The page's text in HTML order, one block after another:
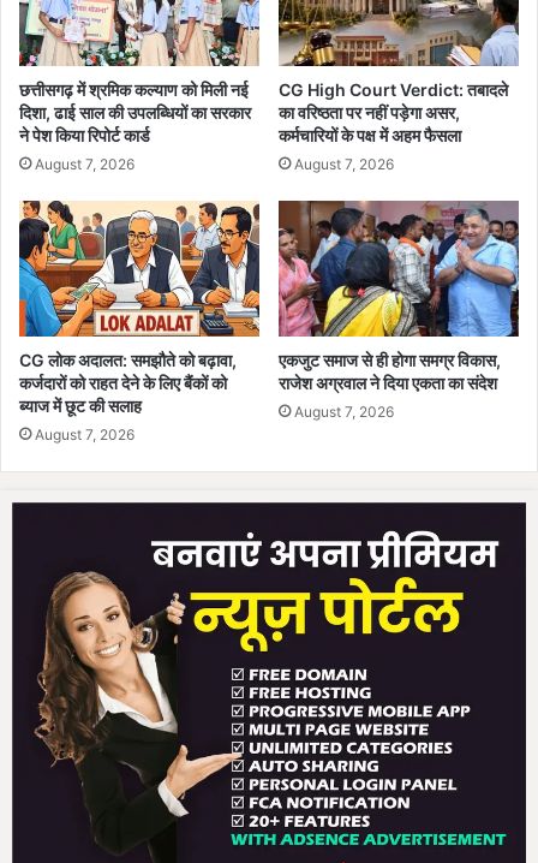
क
कु
छ
ही
मि
न
में
ज
ल
क
र
खा
क
हु
ई
पू
को
र्ट
से
ज
मा
न
त
छत्तीसगढ़ में श्रमिक कल्याण को मिली नई
दिशा, ढाई साल की उपलब्धियों का सरकार
ने पेश किया रिपोर्ट कार्ड
August 7, 2026
CG High Court Verdict: तबादले
का वरिष्ठता पर नहीं पड़ेगा असर,
कर्मचारियों के पक्ष में अहम फैसला
August 7, 2026
CG लोक अदालत: समझौते को बढ़ावा,
कर्जदारों को राहत देने के लिए बैंकों को
ब्याज में छूट की सलाह
August 7, 2026
एकजुट समाज से ही होगा समग्र विकास,
राजेश अग्रवाल ने दिया एकता का संदेश
August 7, 2026